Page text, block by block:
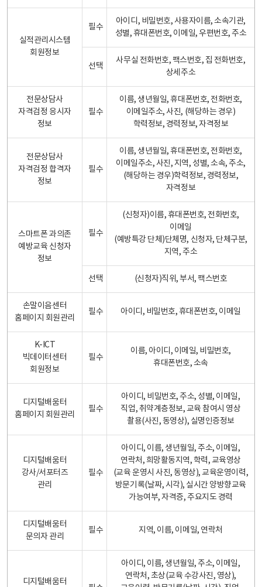
실적관리시스템
회원정보
필수
아이디, 비밀번호, 사용자이름, 소속기관,
성별, 휴대폰번호, 이메일, 우편번호, 주소
선택
사무실 전화번호, 팩스번호, 집 전화번호,
상세주소
전문상담사
자격검정 응시자
정보
필수
이름, 생년월일, 휴대폰번호, 전화번호,
이메일주소, 사진, (해당하는 경우)
학력정보, 경력정보, 자격정보
전문상담사
자격검정 합격자
정보
필수
이름, 생년월일, 휴대폰번호, 전화번호,
이메일주소, 사진, 지역, 성별, 소속, 주소,
(해당하는 경우)학력정보, 경력정보,
자격정보
스마트폰 과의존
예방교육 신청자
정보
필수
(신청자)이름, 휴대폰번호, 전화번호,
이메일
(예방특강 단체)단체명, 신청자, 단체구분,
지역, 주소
선택 (신청자)직위, 부서, 팩스번호
손말이음센터
홈페이지 회원관리
필수 아이디, 비밀번호, 휴대폰번호, 이메일
K-ICT
빅데이터센터
회원정보
필수
이름, 아이디, 이메일, 비밀번호,
휴대폰번호, 소속
디지털배움터
홈페이지 회원관리
필수
아이디, 비밀번호, 주소, 성별, 이메일,
직업, 취약계층정보, 교육 참여시 영상
촬용(사진, 동영상), 실명인증정보
디지털배움터
강사/서포터즈
관리
필수
아이디, 이름, 생년월일, 주소, 이메일,
연락처, 희망활동지역, 학력, 교육영상
(교육 운영시 사진, 동영상), 교육운영이력,
방문기록(날짜, 시각), 실시간 양방향교육
가능여부, 자격증, 주요지도 경력
디지털배움터
문의자 관리
필수 지역, 이름, 이메일, 연락처
디지털배움터
아이디, 이름, 생년월일, 주소, 이메일,
연락처, 초상(교육 수강사진, 영상),